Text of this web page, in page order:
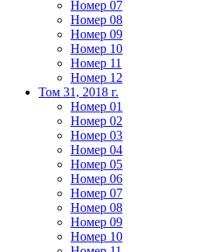
Номер 07
Номер 08
Номер 09
Номер 10
Номер 11
Номер 12
Том 31, 2018 г.
Номер 01
Номер 02
Номер 03
Номер 04
Номер 05
Номер 06
Номер 07
Номер 08
Номер 09
Номер 10